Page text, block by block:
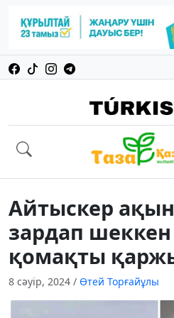
Айтыскер
зардап
қомақты
8 сәуір, 2024 / Өтей Торғайұлы